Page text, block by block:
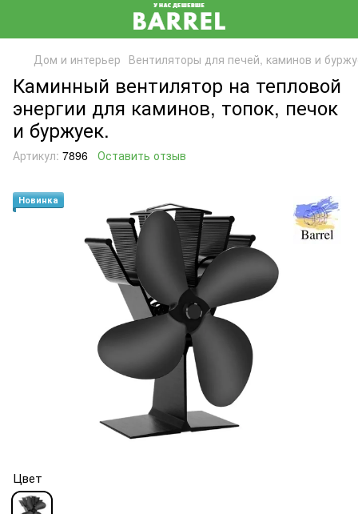
Дом и интерьер Вентиляторы для печей, каминов и
Каминный вентилятор на тепловой
энергии для каминов, топок, печок
и буржуек.
Артикул: 7896 Оставить отзыв
Новинка
Цвет